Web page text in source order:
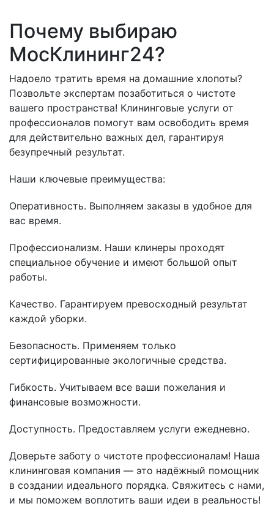
Почему выбираю
МосКлининг24?
Надоело тратить время на домашние хлопоты?
Позвольте экспертам позаботиться о чистоте
вашего пространства! Клининговые услуги от
профессионалов помогут вам освободить время
для действительно важных дел, гарантируя
безупречный результат.
Наши ключевые преимущества:
Оперативность. Выполняем заказы в удобное для
вас время.
Профессионализм. Наши клинеры проходят
специальное обучение и имеют большой опыт
работы.
Качество. Гарантируем превосходный результат
каждой уборки.
Безопасность. Применяем только
сертифицированные экологичные средства.
Гибкость. Учитываем все ваши пожелания и
финансовые возможности.
Доступность. Предоставляем услуги ежедневно.
Доверьте заботу о чистоте профессионалам! Наша
клининговая компания — это надёжный помощник
в создании идеального порядка. Свяжитесь с нами,
и мы поможем воплотить ваши идеи в реальность!